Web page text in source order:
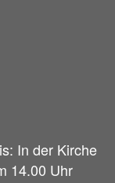
In der Kirche
14.00 Uhr